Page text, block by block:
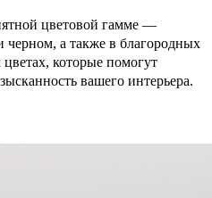
цветовой гамме —
черном, а также в благородных
которые помогут
вашего интерьера.